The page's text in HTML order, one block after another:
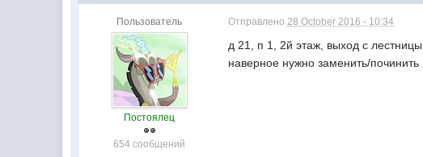
Пользователь
Постоялец
654 сообщений
Отправлено28 October 2016 - 10:34
д 21, п 1, 2й этаж, выход с
наверное нужно заменить/починить